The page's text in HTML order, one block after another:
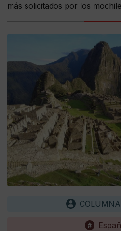
más solicitados por los